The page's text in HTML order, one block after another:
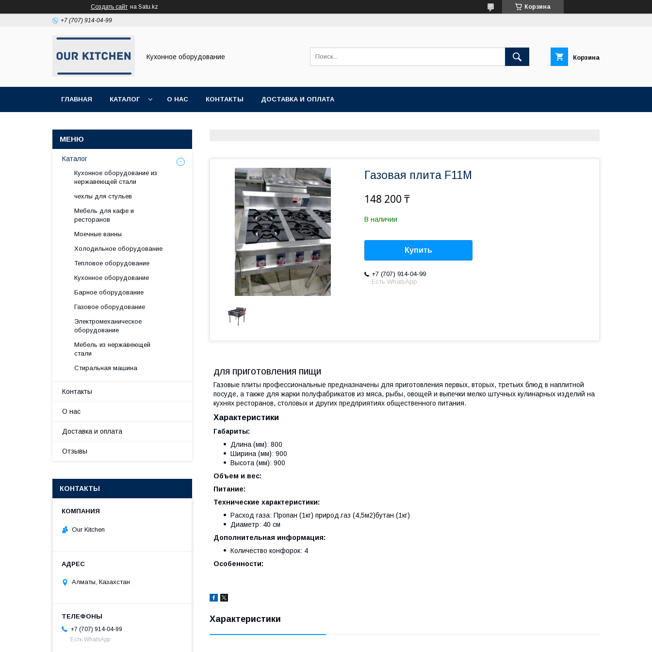
Создать сайт на Satu.kz Корзина
+7 (707) 914-04-99
Кухонное оборудование Корзина
ГЛАВНАЯ КАТАЛОГ О НАС КОНТАКТЫ ДОСТАВКА И ОПЛАТА
Газовая плита F11M
148 200 ₸
В наличии
Купить
+7 (707) 914-04-99
Есть WhatsApp
для приготовления пищи
Газовые плиты профессиональные предназначены для приготовления первых, вторых, третьих блюд в наплитной
посуде, а также для жарки полуфабрикатов из мяса, рыбы, овощей и выпечки мелко штучных кулинарных изделий на
кухнях ресторанов, столовых и других предприятиях общественного питания.
Характеристики
Габариты:
Длина (мм): 800
Ширина (мм): 900
Высота (мм): 900
Объем и вес:
Питание:
Технические характеристики:
Расход газа: Пропан (1кг) природ.газ (4,5м2)бутан (1кг)
Диаметр: 40 см
Дополнительная информация:
Количество конфорок: 4
Особенности:
Характеристики
Каталог
Кухонное оборудование из
нержавеющей стали
чехлы для стульев
Мебель для кафе и
ресторанов
Моечные ванны
Холодильное оборудование
Тепловое оборудование
Кухонное оборудование
Барное оборудование
Газовое оборудование
Электромеханическое
оборудование
Мебель из нержавеющей
стали
Стиральная машина
Контакты
О нас
Доставка и оплата
Отзывы
КОНТАКТЫ
Our Kitchen
Алматы, Казахстан
+7 (707) 914-04-99
Есть WhatsApp